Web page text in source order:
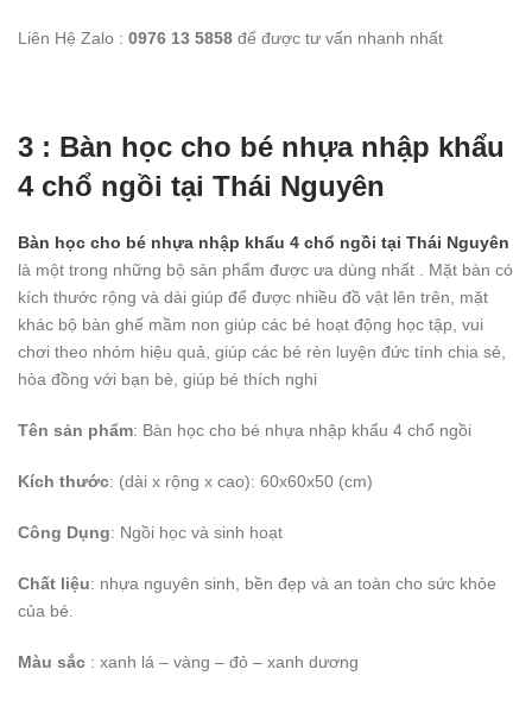
Liên Hệ Zalo : 0976 13 5858 để được tư vấn nhanh nhất
3 : Bàn học cho bé nhựa nhập khẩu
4 chổ ngồi tại Thái Nguyên
Bàn học cho bé nhựa nhập khẩu 4 chổ ngồi tại Thái Nguyên
là một trong những bộ sản phẩm được ưa dùng nhất . Mặt bàn có
kích thước rộng và dài giúp để được nhiều đồ vật lên trên, mặt
khác bộ bàn ghế mầm non giúp các bé hoạt động học tập, vui
chơi theo nhóm hiệu quả, giúp các bé rèn luyện đức tính chia sẻ,
hòa đồng với bạn bè, giúp bé thích nghi
Tên sản phẩm: Bàn học cho bé nhựa nhập khẩu 4 chổ ngồi
Kích thước: (dài x rộng x cao): 60x60x50 (cm)
Công Dụng: Ngồi học và sinh hoạt
Chất liệu: nhựa nguyên sinh, bền đẹp và an toàn cho sức khỏe
của bé.
Màu sắc : xanh lá – vàng – đỏ – xanh dương